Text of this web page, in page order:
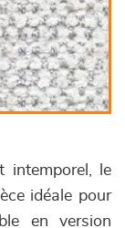
intemporel, le
idéale pour
en version